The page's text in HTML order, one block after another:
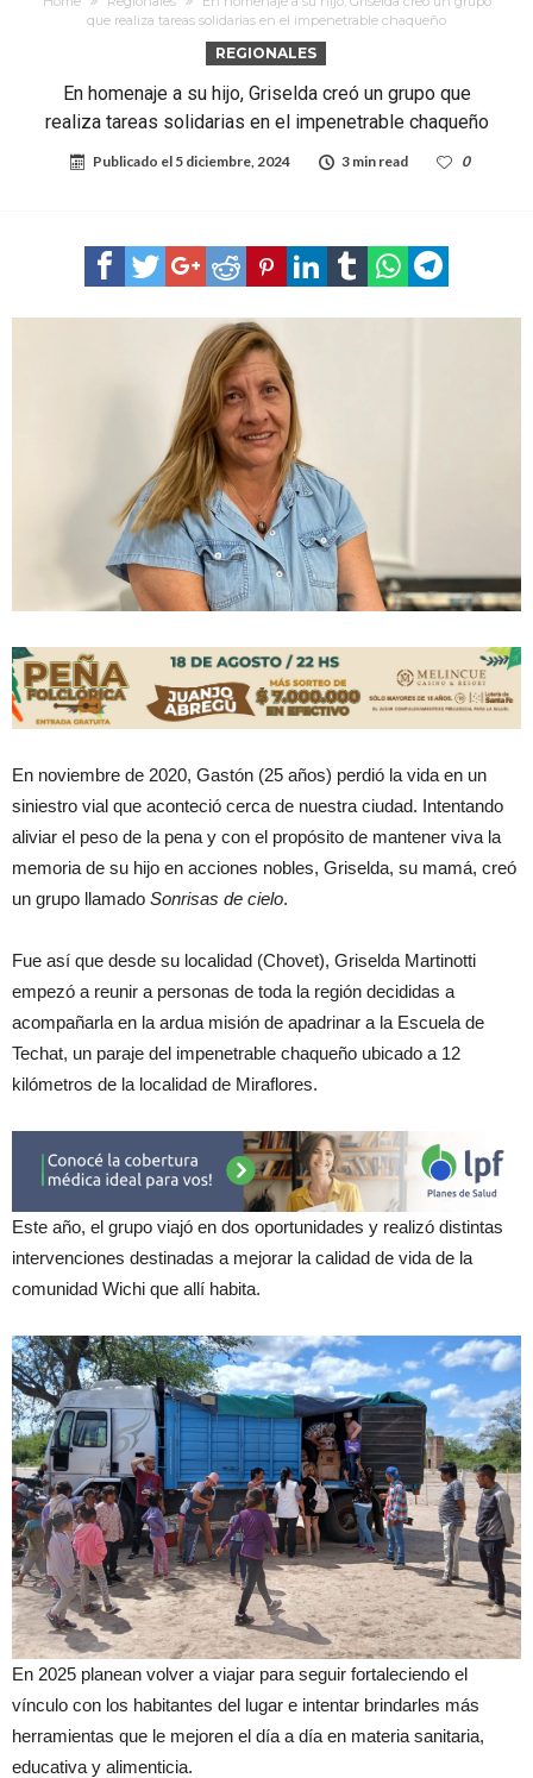
que realiza tareas solidarias en el impenetrable chaqueño
REGIONALES
En homenaje a su hijo, Griselda creó un grupo que
realiza tareas solidarias en el impenetrable chaqueño
Publicado el 5 diciembre, 2024 3 min read 0
En noviembre de 2020, Gastón (25 años) perdió la vida en un
siniestro vial que aconteció cerca de nuestra ciudad. Intentando
aliviar el peso de la pena y con el propósito de mantener viva la
memoria de su hijo en acciones nobles, Griselda, su mamá, creó
un grupo llamado Sonrisas de cielo.
Fue así que desde su localidad (Chovet), Griselda Martinotti
empezó a reunir a personas de toda la región decididas a
acompañarla en la ardua misión de apadrinar a la Escuela de
Techat, un paraje del impenetrable chaqueño ubicado a 12
kilómetros de la localidad de Miraflores.
Este año, el grupo viajó en dos oportunidades y realizó distintas
intervenciones destinadas a mejorar la calidad de vida de la
comunidad Wichi que allí habita.
En 2025 planean volver a viajar para seguir fortaleciendo el
vínculo con los habitantes del lugar e intentar brindarles más
herramientas que le mejoren el día a día en materia sanitaria,
educativa y alimenticia.